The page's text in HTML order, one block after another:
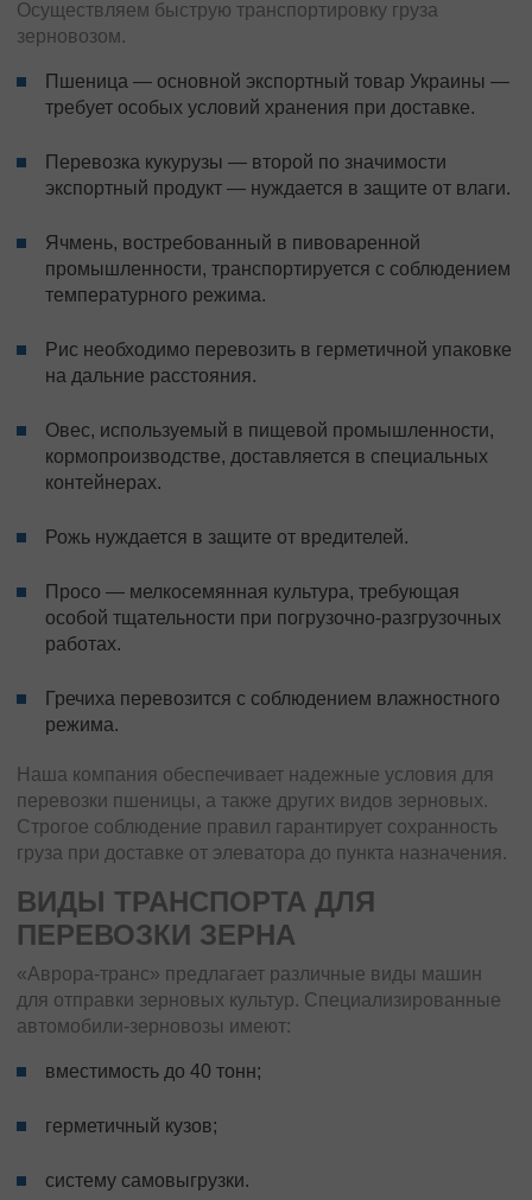
Осуществляем быструю транспортировку груза
зерновозом.
Пшеница — основной экспортный товар Украины —
требует особых условий хранения при доставке.
Перевозка кукурузы — второй по значимости
экспортный продукт — нуждается в защите от влаги.
Ячмень, востребованный в пивоваренной
промышленности, транспортируется с соблюдением
температурного режима.
Рис необходимо перевозить в герметичной упаковке
на дальние расстояния.
Овес, используемый в пищевой промышленности,
кормопроизводстве, доставляется в специальных
контейнерах.
Рожь нуждается в защите от вредителей.
Просо — мелкосемянная культура, требующая
особой тщательности при погрузочно-разгрузочных
работах.
Гречиха перевозится с соблюдением влажностного
режима.
Наша компания обеспечивает надежные условия для
перевозки пшеницы, а также других видов зерновых.
Строгое соблюдение правил гарантирует сохранность
груза при доставке от элеватора до пункта назначения.
ВИДЫ ТРАНСПОРТА ДЛЯ
ПЕРЕВОЗКИ ЗЕРНА
«Аврора-транс» предлагает различные виды машин
для отправки зерновых культур. Специализированные
автомобили-зерновозы имеют:
вместимость до 40 тонн;
герметичный кузов;
систему самовыгрузки.